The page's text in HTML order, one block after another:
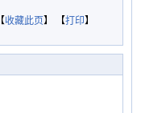
【收藏此页】 【打印】